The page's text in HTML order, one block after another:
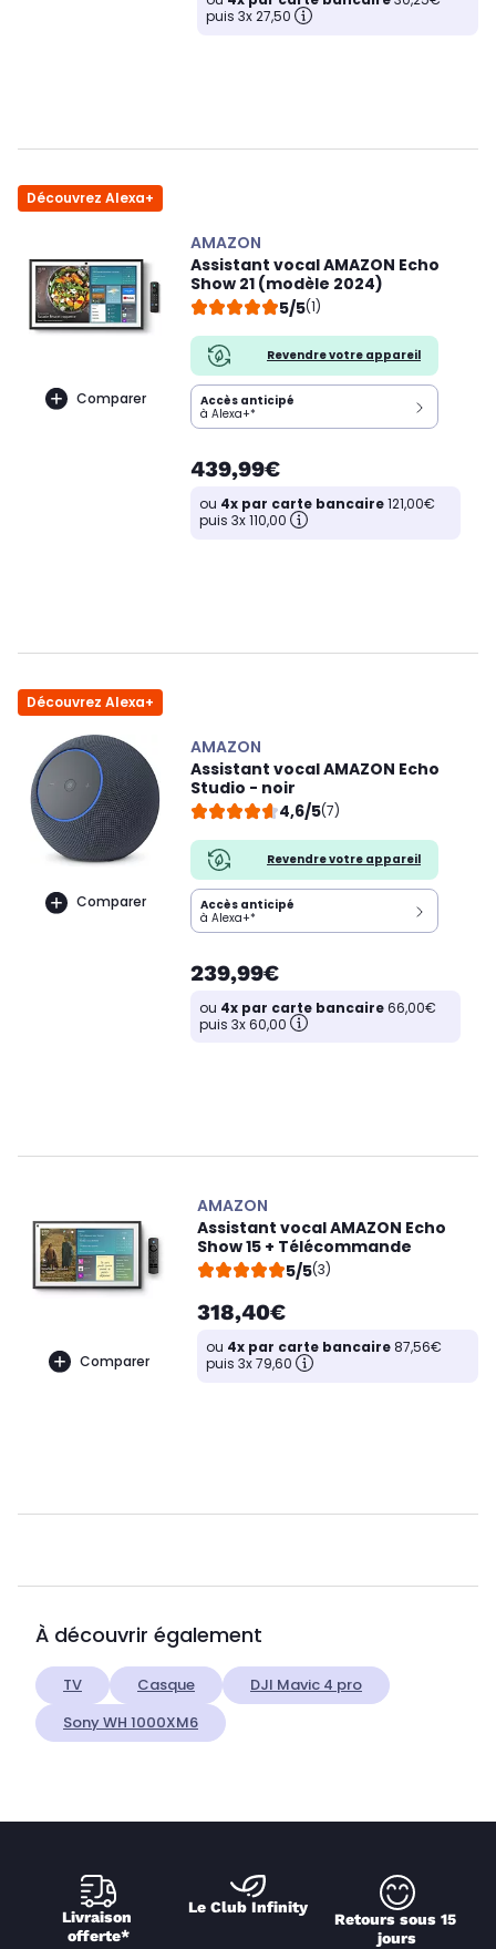
puis 3x 27,50
Découvrez Alexa+
Comparer
AMAZON
Assistant vocal AMAZON Echo
Show 21 (modèle 2024)
5/5(1)
Revendre votre appareil
Accès anticipé
à Alexa+*
439,99€
ou 4x par carte bancaire121,00€
puis 3x 110,00
Découvrez Alexa+
Comparer
AMAZON
Assistant vocal AMAZON Echo
Studio - noir
4,6/5(7)
Revendre votre appareil
Accès anticipé
à Alexa+*
239,99€
ou 4x par carte bancaire66,00€
puis 3x 60,00
Comparer
AMAZON
Assistant vocal AMAZON Echo
Show 15 + Télécommande
5/5(3)
318,40€
ou 4x par carte bancaire87,56€
puis 3x 79,60
À découvrir également
TV Casque
DJI Mavic 4 pro
Sony WH 1000XM6
Livraison
offerte*
Le Club Infinity
Retours sous 15
jours